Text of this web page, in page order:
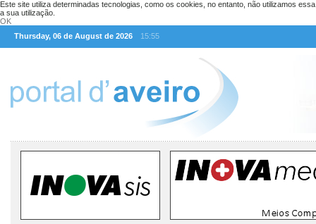
Este site utiliza determinadas tecnologias, como os cookies, no entanto, não utilizamos
a sua utilização.
OK
Thursday, 06 de August de 2026
15:55